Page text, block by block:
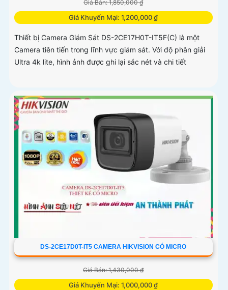
Giá Bán: 1,850,000 ₫
Giá Khuyến Mại: 1,200,000 ₫
Thiết bị Camera Giám Sát DS-2CE17H0T-IT5F(C) là một
Camera tiên tiến trong lĩnh vực giám sát. Với độ phân giải
Ultra 4k lite, hình ảnh được ghi lại sắc nét và chi tiết
DS-2CE17D0T-IT5 CAMERA HIKVISION CÓ MICRO
Giá Bán: 1,430,000 ₫
Giá Khuyến Mại: 1,000,000 ₫